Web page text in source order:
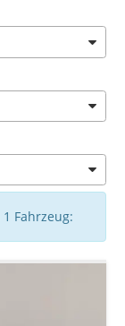
1 Fahrzeug: